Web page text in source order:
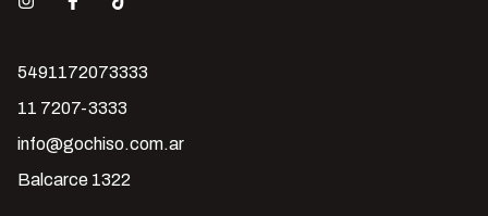
5491172073333
11 7207-3333
info@gochiso.com.ar
Balcarce 1322